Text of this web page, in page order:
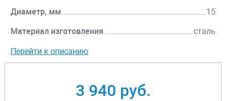
Диаметр, мм 15
Материал изготовления сталь
Перейти к описанию
3 940 руб.